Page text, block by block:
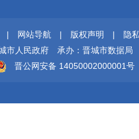
| 网站导航 | 版权声明 |
隐
市人民政府
承办：晋城市数据局
晋公网安备 14050002000001号